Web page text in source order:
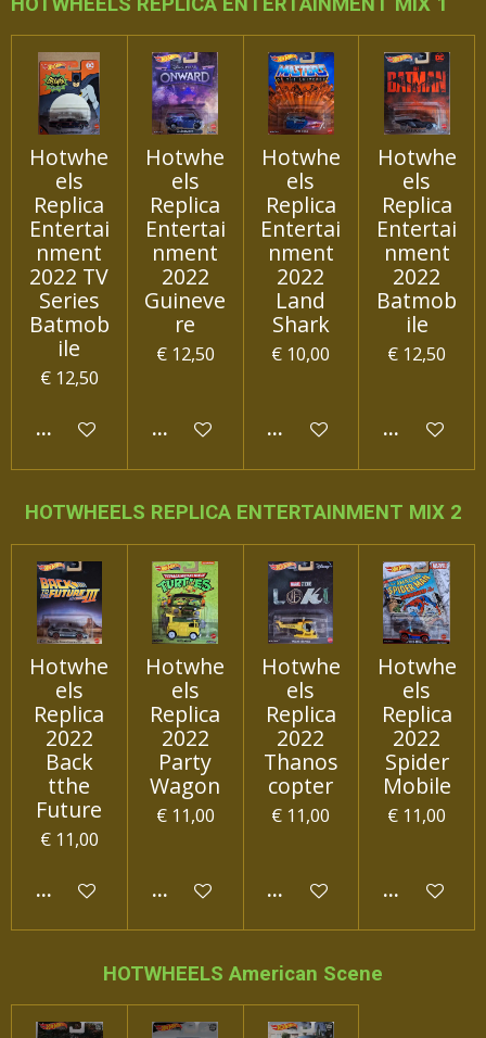
Hotwhe
els
Replica
Entertai
nment
2022 TV
Series
Batmob
ile
€ 12,50
IN WINKELWAGEN
Hotwhe
els
Replica
Entertai
nment
2022
Guineve
re
€ 12,50
IN WINKELWAGEN
Hotwhe
els
Replica
Entertai
nment
2022
Land
Shark
€ 10,00
IN WINKELWAGEN
Hotwhe
els
Replica
Entertai
nment
2022
Batmob
ile
€ 12,50
IN
HOTWHEELS REPLICA ENTERTAINMENT MIX 2
Hotwhe
els
Replica
2022
Back
tthe
Future
€ 11,00
IN WINKELWAGEN
Hotwhe
els
Replica
2022
Party
Wagon
€ 11,00
IN WINKELWAGEN
Hotwhe
els
Replica
2022
Thanos
copter
€ 11,00
IN WINKELWAGEN
Hotwhe
els
Replica
2022
Spider
Mobile
€ 11,00
IN
HOTWHEELS American Scene